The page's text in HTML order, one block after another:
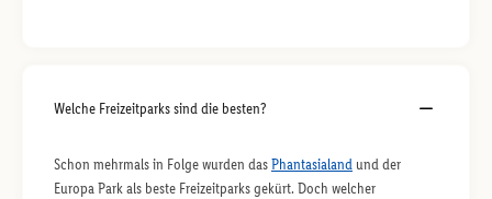
Welche Freizeitparks sind die besten?
Schon mehrmals in Folge wurden dasPhantasialand und der
Europa Park als beste Freizeitparks gekürt. Doch welcher